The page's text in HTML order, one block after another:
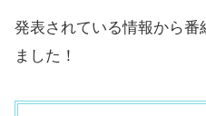
発表されている情報から
ました！